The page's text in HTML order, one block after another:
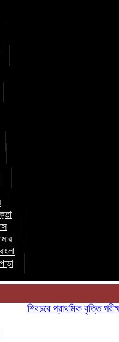
শিবচরে প্রাথমিক বৃত্তি পরীক্ষায়